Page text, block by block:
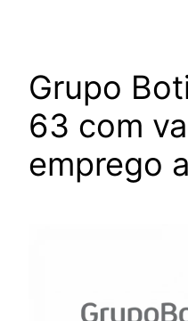
Grupo
63 com
emprego